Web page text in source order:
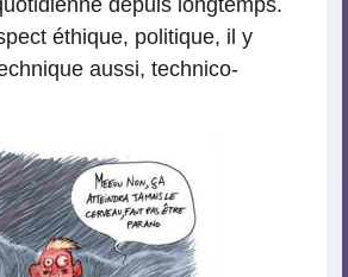
éthique, politique, il y
aussi, technico-